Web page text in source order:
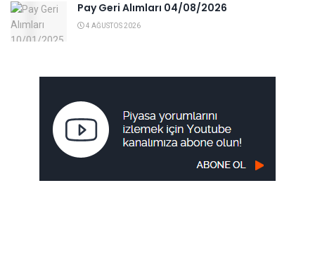
Pay Geri Alımları 04/08/2026
4 AĞUSTOS 2026